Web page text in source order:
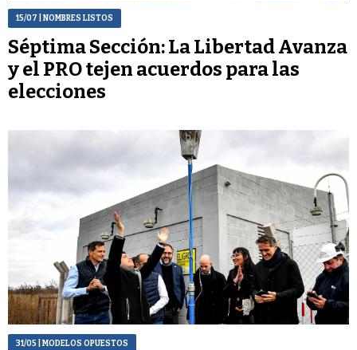
15/07 | NOMBRES LISTOS
Séptima Sección: La Libertad Avanza
y el PRO tejen acuerdos para las
elecciones
31/05 | MODELOS OPUESTOS